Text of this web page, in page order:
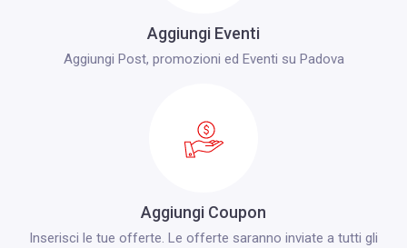
Aggiungi Eventi
Aggiungi Post, promozioni ed Eventi su Padova
Aggiungi Coupon
Inserisci le tue offerte. Le offerte saranno inviate a tutti gli